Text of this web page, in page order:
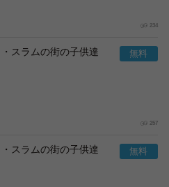
234
スラムの街の子供達
257
スラムの街の子供達